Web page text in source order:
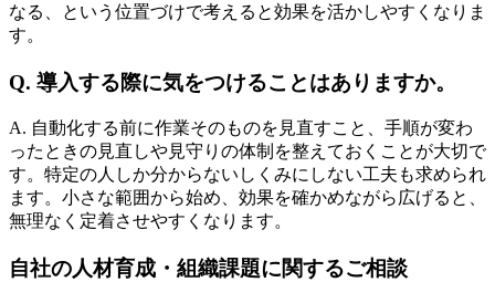
なる、という位置づけで考えると効果を活かしやすくなりま
す。
Q. 導入する際に気をつけることはありますか。
A. 自動化する前に作業そのものを見直すこと、手順が変わ
ったときの見直しや見守りの体制を整えておくことが大切で
す。特定の人しか分からないしくみにしない工夫も求められ
ます。小さな範囲から始め、効果を確かめながら広げると、
無理なく定着させやすくなります。
自社の人材育成・組織課題に関するご相談